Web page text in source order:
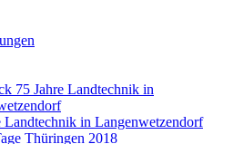
75 Jahre Landtechnik in
Landtechnik in Langenwetzendorf
Thüringen 2018